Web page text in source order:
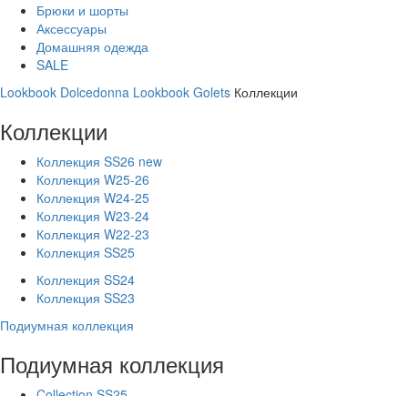
Брюки и шорты
Аксессуары
Домашняя одежда
SALE
Lookbook Dolcedonna Lookbook Golets Коллекции
Коллекции
Коллекция SS26 new
Коллекция W25-26
Коллекция W24-25
Коллекция W23-24
Коллекция W22-23
Коллекция SS25
Коллекция SS24
Коллекция SS23
Подиумная коллекция
Подиумная коллекция